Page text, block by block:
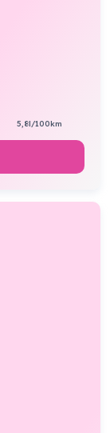
5,8l/100km